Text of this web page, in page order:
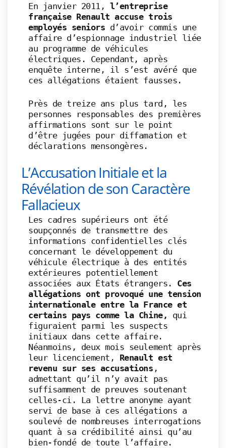
En janvier 2011, l’entreprise
française Renault accuse trois
employés seniors d’avoir commis une
affaire d’espionnage industriel liée
au programme de véhicules
électriques. Cependant, après
enquête interne, il s’est avéré que
ces allégations étaient fausses.
Près de treize ans plus tard, les
personnes responsables des premières
affirmations sont sur le point
d’être jugées pour diffamation et
déclarations mensongères.
L’Accusation Initiale et la
Révélation de son Caractère
Fallacieux
Les cadres supérieurs ont été
soupçonnés de transmettre des
informations confidentielles clés
concernant le développement du
véhicule électrique à des entités
extérieures potentiellement
associées aux États étrangers.
Ces
allégations ont provoqué une tension
internationale entre la France et
certains pays comme la Chine,
qui
figuraient parmi les suspects
initiaux dans cette affaire.
Néanmoins, deux mois seulement après
leur licenciement, Renault est
revenu sur ses accusations ,
admettant qu’il n’y avait pas
suffisamment de preuves soutenant
celles-ci. La lettre anonyme ayant
servi de base à ces allégations a
soulevé de nombreuses interrogations
quant à sa crédibilité ainsi qu’au
bien-fondé de toute l’affaire.